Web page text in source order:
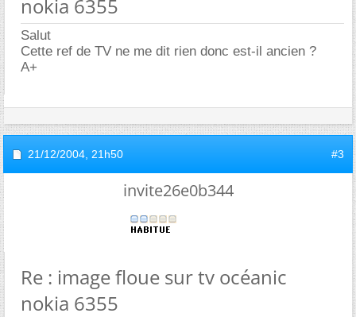
nokia 6355
Salut
Cette ref de TV ne me dit rien donc est-il ancien ?
A+
21/12/2004, 21h50 #3
invite26e0b344
Re : image floue sur tv océanic
nokia 6355